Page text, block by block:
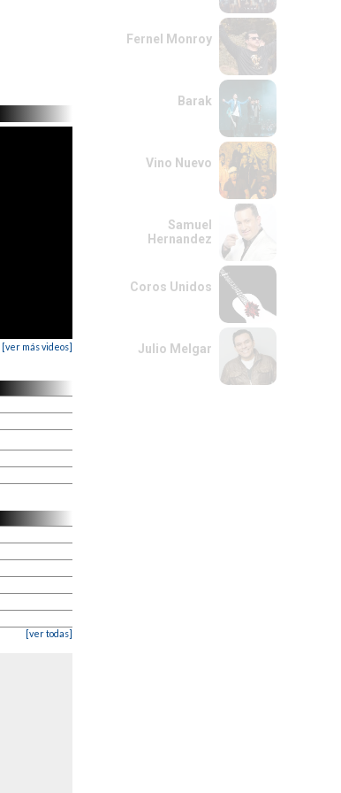
[ver más videos]
[ver todas]
Fernel Monroy
Barak
Vino Nuevo
Samuel
Hernandez
Coros Unidos
Julio Melgar